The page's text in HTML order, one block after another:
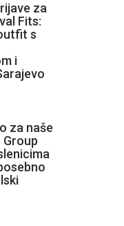
za
Fits:
s
i
za naše
Group